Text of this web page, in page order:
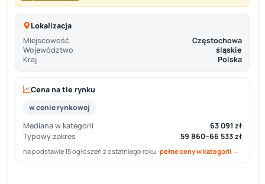
Lokalizacja
Miejscowość
Częstochowa
Województwo
śląskie
Kraj
Polska
Cena na tle rynku
w cenie rynkowej
Mediana w kategorii
63 091 zł
Typowy zakres
59 860–66 533 zł
na podstawie 15 ogłoszeń z ostatniego roku ·pełne ceny w kategorii →